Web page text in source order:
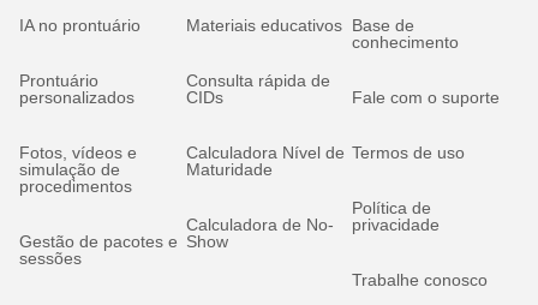
IA no prontuário
Prontuário
personalizados
Fotos, vídeos e
simulação de
procedimentos
Gestão de pacotes e
sessões
Materiais educativos
Consulta rápida de
CIDs
Calculadora Nível de
Maturidade
Calculadora de No-
Show
Base de
conhecimento
Fale com o suporte
Termos de uso
Política de
privacidade
Trabalhe conosco